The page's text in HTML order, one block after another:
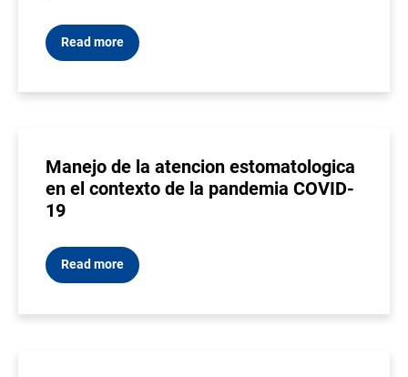
Read more
Manejo de la atencion estomatologica
en el contexto de la pandemia COVID-
19
Read more